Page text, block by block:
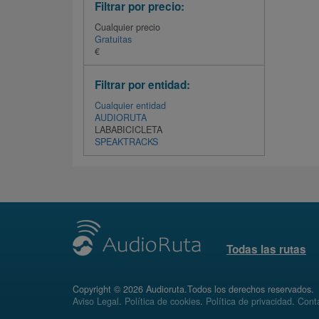
Filtrar por precio:
Cualquier precio
Gratuitas
€
Filtrar por entidad:
Cualquier entidad
AUDIORUTA
LABABICICLETA
SPEAKTRACKS
Todas las rutas
Copyright © 2026 Audioruta.Todos los derechos reservados.
Aviso Legal. Política de cookies. Política de privacidad.